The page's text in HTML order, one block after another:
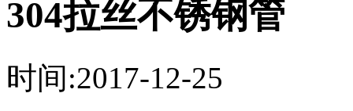
304拉丝不锈钢管
时间:2017-12-25